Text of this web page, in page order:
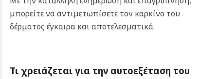
μπορείτε να αντιμετωπίσετε τον καρκίνο του
δέρματος έγκαιρα και αποτελεσματικά.
Τι χρειάζεται για την αυτοεξέταση του